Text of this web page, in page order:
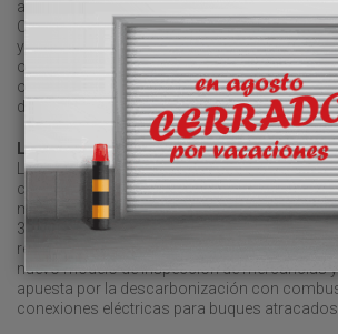
autoridades portuarias (Almería, Algeciras,
Cartagena, Castellón, Huelva, Las Palmas,
y Vigo) están presentes en el estand de
objetivo: “posicionarse en el corazón de
opción para el tráfico de productos frescos”,
desde el organismo público, que preside
La ‘armada’ española
Los datos respaldan su propuesta: una red
con 100 millones de metros cuadrados de
millones de metros cúbicos de almacenes
395.000 metros de línea de atraque. Además,
reforzado los controles fronterizos tras la
nuevo modelo de inspección de mercancías
apuesta por la descarbonización con
conexiones eléctricas para buques atracados.